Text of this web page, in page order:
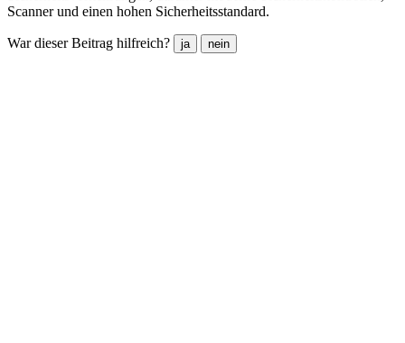
Scanner und einen hohen Sicherheitsstandard.
War dieser Beitrag hilfreich? ja nein